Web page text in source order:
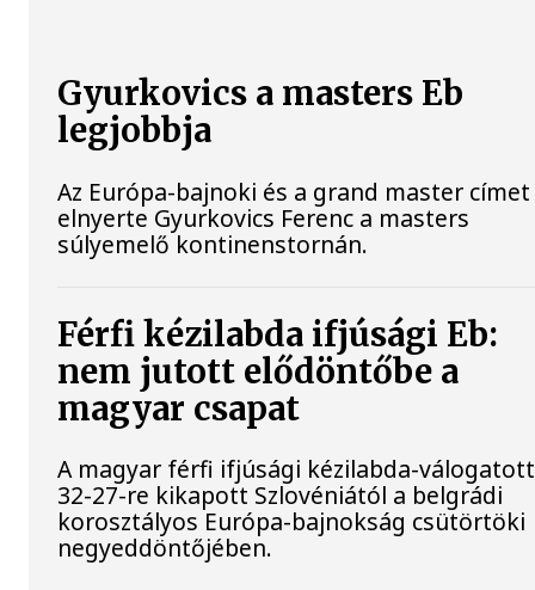
Gyurkovics a masters Eb
legjobbja
Az Európa-bajnoki és a grand master
elnyerte Gyurkovics Ferenc a masters
súlyemelő kontinenstornán.
Férfi kézilabda ifjúsági Eb:
nem jutott elődöntőbe a
magyar csapat
A magyar férfi ifjúsági kézilabda-válogatott
32-27-re kikapott Szlovéniától a belgrádi
korosztályos Európa-bajnokság csütörtöki
negyeddöntőjében.